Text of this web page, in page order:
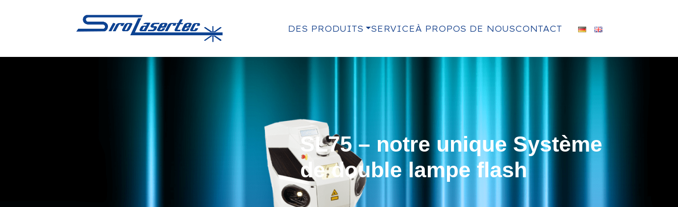
DES PRODUITS SERVICEÀ PROPOS DE NOUSCONTACT
SL75 – notre unique Système
de double lampe flash